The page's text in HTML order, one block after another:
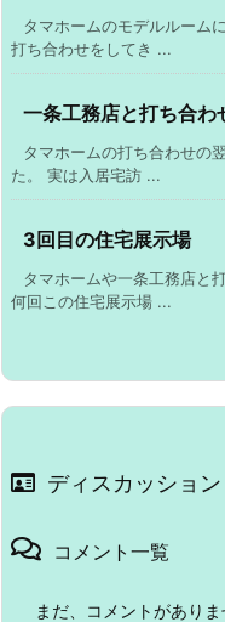
タマホームのモデルルーム
打ち合わせをしてき ...
一条工務店と打ち合わ
タマホームの打ち合わせの
た。 実は入居宅訪 ...
3回目の住宅展示場
タマホームや一条工務店と
何回この住宅展示場 ...
ディスカッション
コメント一覧
まだ、コメントがありま